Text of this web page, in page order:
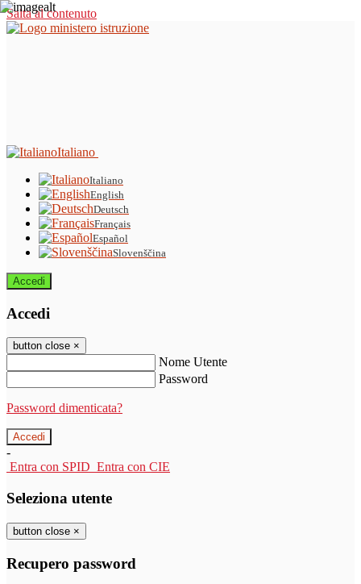
Salta al contenuto
Italiano
Italiano
English
Deutsch
Français
Español
Slovenščina
Accedi
Accedi
button close ×
Nome Utente
Password
Password dimenticata?
-
Entra con SPID Entra con CIE
Seleziona utente
button close ×
Recupero password